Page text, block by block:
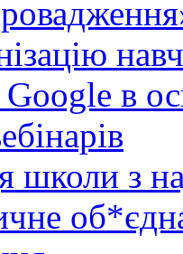
в
школи з